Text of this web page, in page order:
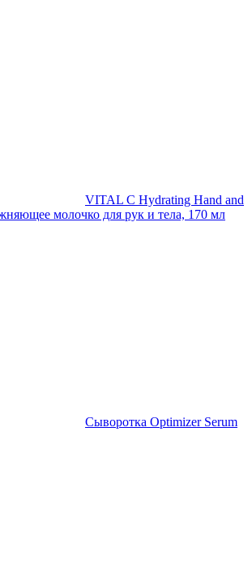
VITAL C Hydrating Hand and
молочко для рук и тела, 170 мл
Сыворотка Optimizer Serum